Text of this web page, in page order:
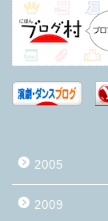
2005
2009